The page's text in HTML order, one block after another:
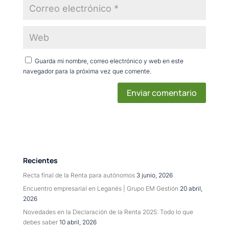
Guarda mi nombre, correo electrónico y web en este
navegador para la próxima vez que comente.
Recientes
Recta final de la Renta para autónomos 3 junio, 2026
Encuentro empresarial en Leganés | Grupo EM Gestión 20 abril,
2026
Novedades en la Declaración de la Renta 2025: Todo lo que
debes saber 10 abril, 2026